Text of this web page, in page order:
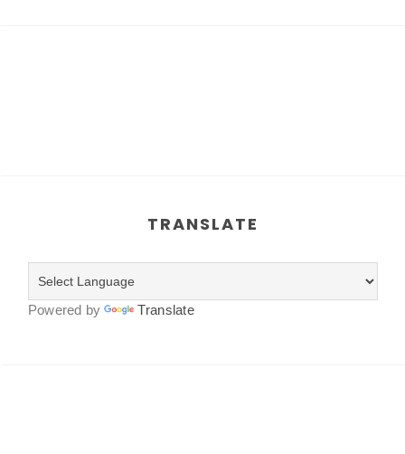
TRANSLATE
Powered by Translate